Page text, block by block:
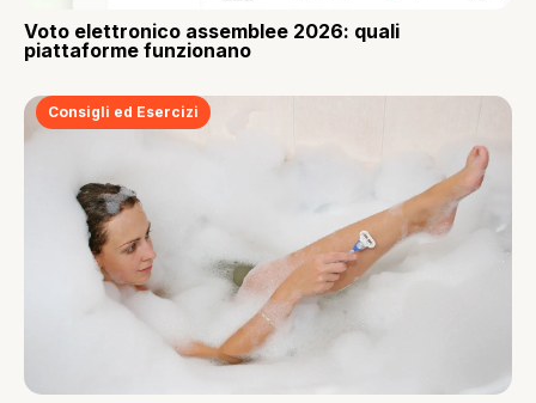
Voto elettronico assemblee 2026: quali
piattaforme funzionano
Consigli ed Esercizi